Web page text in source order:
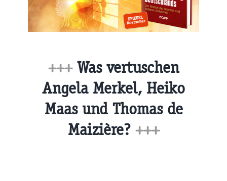
+++ Was vertuschen
Angela Merkel, Heiko
Maas und Thomas de
Maizière? +++